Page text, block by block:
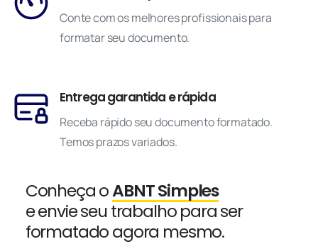
Conte com os melhores profissionais para
formatar seu documento.
Entrega garantida e rápida
Receba rápido seu documento formatado.
Temos prazos variados.
Conheça oABNT Simples
e envie seu trabalho para ser
formatado agora mesmo.